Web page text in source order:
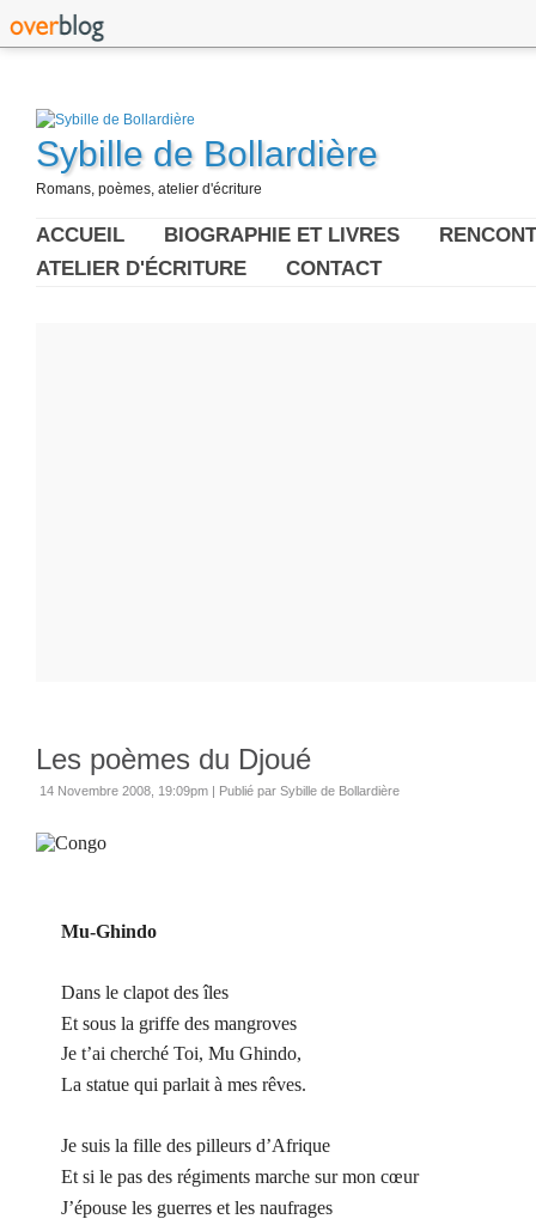
Sybille de Bollardière
Romans, poèmes, atelier d'écriture
ACCUEIL BIOGRAPHIE ET LIVRES
ATELIER D'ÉCRITURE
CONTACT
Les poèmes du Djoué
14 Novembre 2008, 19:09pm | Publié par Sybille de Bollardière
Mu-Ghindo
Dans le clapot des îles
Et sous la griffe des mangroves
Je t’ai cherché Toi, Mu Ghindo,
La statue qui parlait à mes rêves.
Je suis la fille des pilleurs d’Afrique
Et si le pas des régiments marche sur mon cœur
J’épouse les guerres et les naufrages